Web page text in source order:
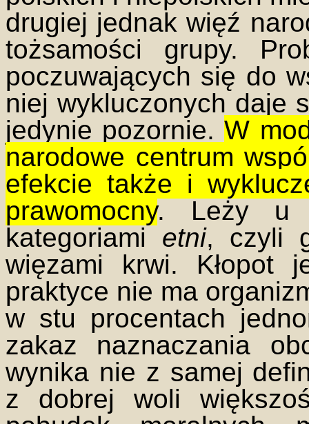
drugiej jednak więź
tożsamości grupy.
poczuwających się do
niej wykluczonych daje
jedynie pozornie.W
narodowe centrum
efekcie także i
prawomocny. Leży u
kategoriami etni, czyli
więzami krwi. Kłopot
praktyce nie ma
w stu procentach
zakaz naznaczania
wynika nie z samej
z dobrej woli